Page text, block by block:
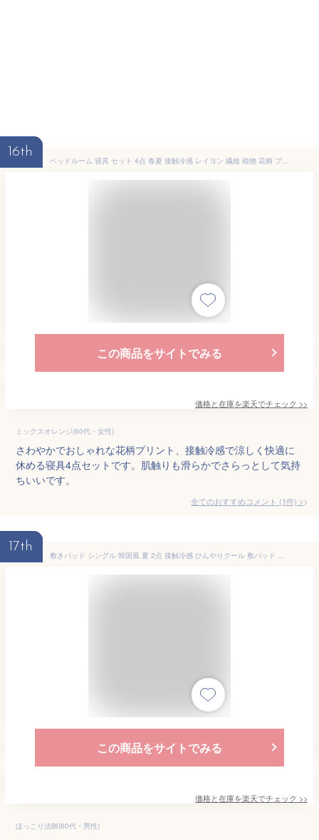
16th
ベッドルーム 寝具 セット 4点 春夏 接触冷感 レイヨン 繊維 植物 花柄 プリント 活性染め 田園 スタイル 軽量 吸湿速乾 クイーン サイズ シングル サイズ ベッドカバー 付き シーツ デュベットカバー ピローケース ピンク グリーン イエロー
この商品をサイトでみる
価格と在庫を楽天でチェック >>
ミックスオレンジ(60代・女性)
さわやかでおしゃれな花柄プリント、接触冷感で涼しく快適に
休める寝具4点セットです。肌触りも滑らかでさらっとして気持
ちいいです。
全てのおすすめコメント (1件) >
17th
敷きパッド シングル 韓国風 夏 2点 接触冷感 ひんやりクール 敷パッド 丸洗いOK 3点 枕カバー2枚 しきパッド クイーンサイズ 3点セット 洗えるベッドパッド ソフトタッチ 快適 敷パッド マットレスパッド お手入れ簡単 しきぱっと mysco
この商品をサイトでみる
価格と在庫を楽天でチェック >>
ほっこり法師(60代・男性)